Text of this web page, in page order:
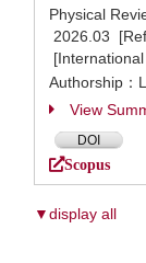
Physical
2026.03
Authorship：
View
DOI
Scopus
▼display all